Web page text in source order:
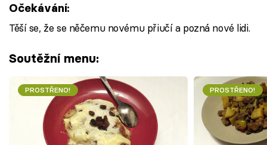
Očekávání:
Těší se, že se něčemu novému přiučí a pozná nové lidi.
Soutěžní menu:
PROSTŘENO! PROSTŘENO!